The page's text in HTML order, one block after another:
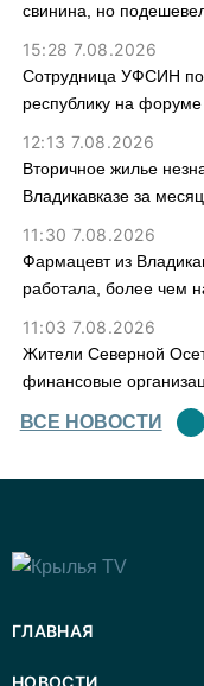
свинина, но
15:28 7.08.2026
Сотрудница УФСИН по
республику на
12:13 7.08.2026
Вторичное жилье
Владикавказе за месяц
11:30 7.08.2026
Фармацевт из
работала, более чем
11:03 7.08.2026
Жители Северной
финансовые
ВСЕ НОВОСТИ
ГЛАВНАЯ